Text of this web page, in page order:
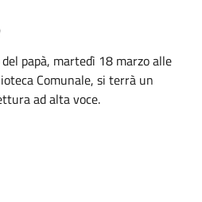
papà, martedì 18 marzo alle
Comunale, si terrà un
ad alta voce.